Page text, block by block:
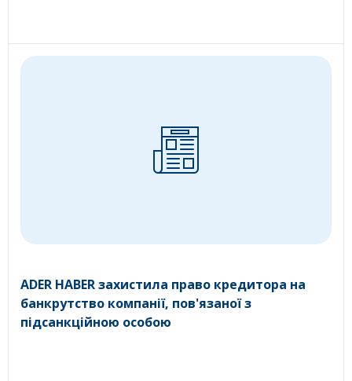
ADER HABER захистила право кредитора на
банкрутство компанії, пов'язаної з
підсанкційною особою